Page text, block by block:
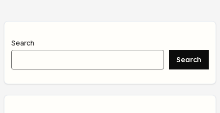
Search
Search